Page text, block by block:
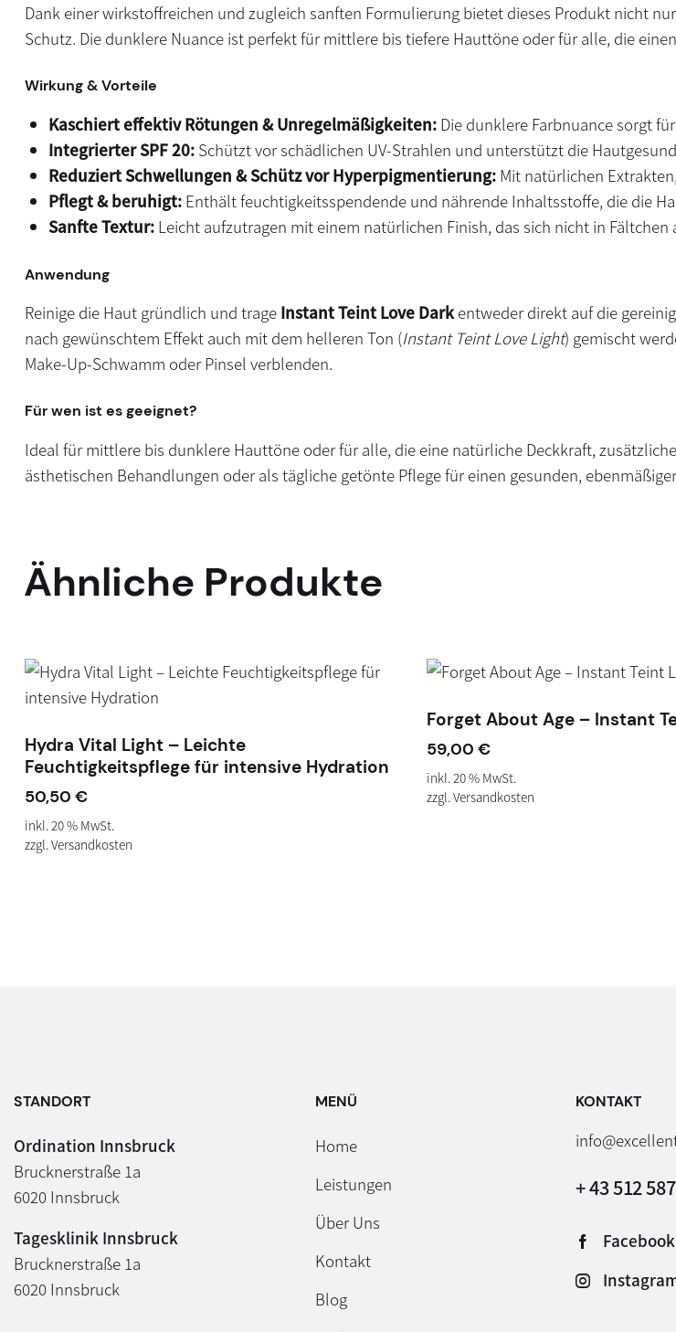
Dank einer wirkstoffreichen und zugleich sanften Formulierung bietet dieses Produkt nicht
Schutz. Die dunklere Nuance ist perfekt für mittlere bis tiefere Hauttöne oder für alle, die
Wirkung & Vorteile
Kaschiert effektiv Rötungen & Unregelmäßigkeiten:Die dunklere Farbnuance sorgt
Integrierter SPF 20:Schützt vor schädlichen UV-Strahlen und unterstützt die
Reduziert Schwellungen & Schütz vor Hyperpigmentierung:Mit natürlichen
Pflegt & beruhigt:Enthält feuchtigkeitsspendende und nährende Inhaltsstoffe, die die
Sanfte Textur:Leicht aufzutragen mit einem natürlichen Finish, das sich nicht in Fältchen
Anwendung
Reinige die Haut gründlich und trage Instant Teint Love Darkentweder direkt auf die
nach gewünschtem Effekt auch mit dem helleren Ton (Instant Teint Love Light) gemischt
Make-Up-Schwamm oder Pinsel verblenden.
Für wen ist es geeignet?
Ideal für mittlere bis dunklere Hauttöne oder für alle, die eine natürliche Deckkraft,
ästhetischen Behandlungen oder als tägliche getönte Pflege für einen gesunden,
Ähnliche Produkte
Hydra Vital Light – Leichte
Feuchtigkeitspflege für intensive Hydration
50,50 €
inkl. 20 % MwSt.
zzgl. Versandkosten
Forget About Age – Instant
59,00 €
inkl. 20 % MwSt.
zzgl. Versandkosten
STANDORT
Ordination Innsbruck
Brucknerstraße 1a
6020 Innsbruck
Tagesklinik Innsbruck
Brucknerstraße 1a
6020 Innsbruck
MENÜ
Home
Leistungen
Über Uns
Kontakt
Blog
KONTAKT
+ 43 512
Facebook